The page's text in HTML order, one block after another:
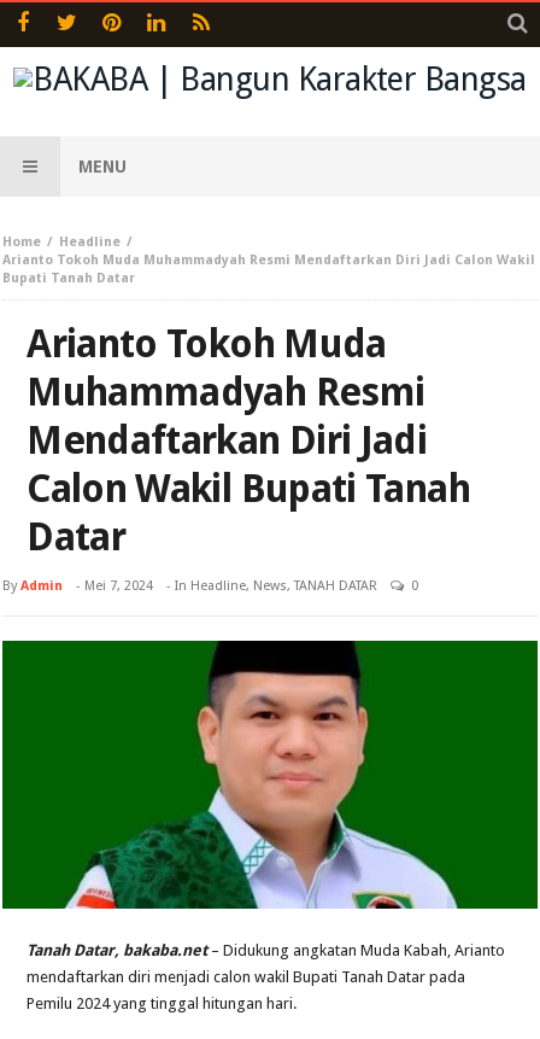
MENU
Home
Headline
Arianto Tokoh Muda Muhammadyah Resmi Mendaftarkan Diri Jadi Calon Wakil
Bupati Tanah Datar
Arianto Tokoh Muda
Muhammadyah Resmi
Mendaftarkan Diri Jadi
Calon Wakil Bupati Tanah
Datar
ByAdmin - Mei 7, 2024 - In Headline, News,TANAH DATAR 0
Tanah Datar, bakaba.net– Didukung angkatan Muda Kabah, Arianto
mendaftarkan diri menjadi calon wakil Bupati Tanah Datar pada
Pemilu 2024 yang tinggal hitungan hari.